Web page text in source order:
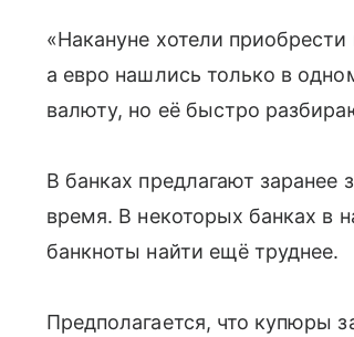
«Накануне хотели
а евро нашлись только в
валюту, но её быстро
В банках предлагают заранее
время. В некоторых банках в
банкноты найти ещё труднее.
Предполагается, что купюры